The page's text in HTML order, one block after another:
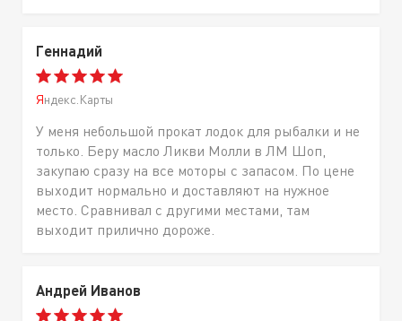
Геннадий
Яндекс.Карты
У меня небольшой прокат лодок для рыбалки и не
только. Беру масло Ликви Молли в ЛМ Шоп,
закупаю сразу на все моторы с запасом. По цене
выходит нормально и доставляют на нужное
место. Сравнивал с другими местами, там
выходит прилично дороже.
Андрей Иванов